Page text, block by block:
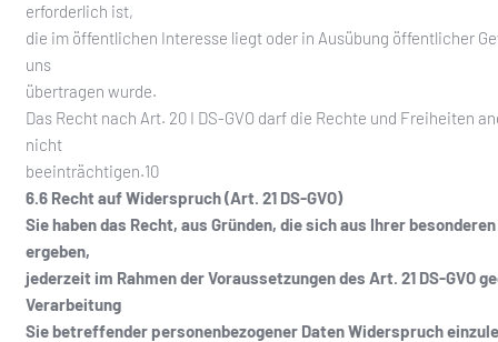
erforderlich ist,
die im öffentlichen Interesse liegt oder in Ausübung öffentlicher
uns
übertragen wurde.
Das Recht nach Art. 20 I DS-GVO darf die Rechte und Freiheiten
nicht
beeinträchtigen.10
6.6 Recht auf Widerspruch (Art. 21 DS-GVO)
Sie haben das Recht, aus Gründen, die sich aus Ihrer
ergeben,
jederzeit im Rahmen der Voraussetzungen des Art. 21 DS-GVO
Verarbeitung
Sie betreffender personenbezogener Daten Widerspruch